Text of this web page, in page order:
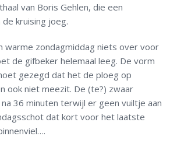
van Boris Gehlen, die een
kruising joeg.
warme zondagmiddag niets over voor
de gifbeker helemaal leeg. De vorm
gezegd dat het de ploeg op
ook niet meezit. De (te?) zwaar
36 minuten terwijl er geen vuiltje aan
dat kort voor het laatste